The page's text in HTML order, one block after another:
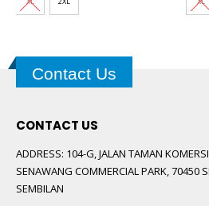
Contact Us
CONTACT US
ADDRESS: 104-G, JALAN TAMAN
SENAWANG COMMERCIAL PARK, 70450
SEMBILAN